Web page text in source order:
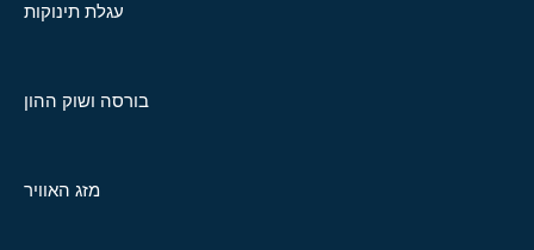
עגלת תינוקות
בורסה ושוק ההון
מזג האוויר